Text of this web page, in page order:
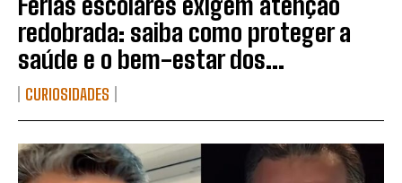
redobrada: saiba como proteger a
saúde e o bem-estar dos...
CURIOSIDADES